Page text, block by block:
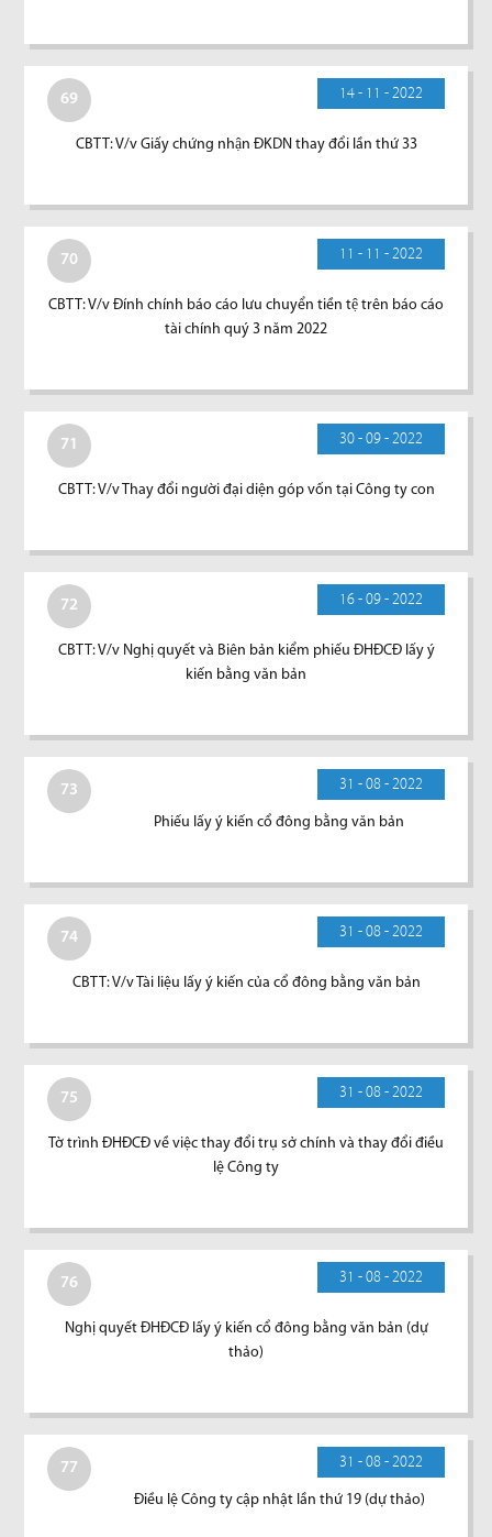
69 14 - 11 - 2022
CBTT: V/v Giấy chứng nhận ĐKDN thay đổi lần thứ 33
70 11 - 11 - 2022
CBTT: V/v Đính chính báo cáo lưu chuyển tiền tệ trên báo cáo
tài chính quý 3 năm 2022
71 30 - 09 - 2022
CBTT: V/v Thay đổi người đại diện góp vốn tại Công ty con
72 16 - 09 - 2022
CBTT: V/v Nghị quyết và Biên bản kiểm phiếu ĐHĐCĐ lấy ý
kiến bằng văn bản
73 31 - 08 - 2022
Phiếu lấy ý kiến cổ đông bằng văn bản
74 31 - 08 - 2022
CBTT: V/v Tài liệu lấy ý kiến của cổ đông bằng văn bản
75 31 - 08 - 2022
Tờ trình ĐHĐCĐ về việc thay đổi trụ sở chính và thay đổi điều
lệ Công ty
76 31 - 08 - 2022
Nghị quyết ĐHĐCĐ lấy ý kiến cổ đông bằng văn bản (dự
thảo)
77 31 - 08 - 2022
Điều lệ Công ty cập nhật lần thứ 19 (dự thảo)